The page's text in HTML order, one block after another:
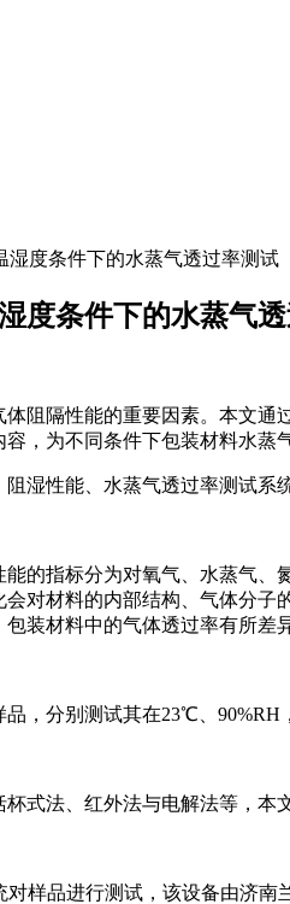
湿度条件下的水蒸气透过率测试
度条件下的水蒸气
阻隔性能的重要因素。本文
，为不同条件下包装材料水蒸
湿性能、水蒸气透过率测试系
的指标分为对氧气、水蒸气
对材料的内部结构、气体分
装材料中的气体透过率有所
，分别测试其在23℃、
式法、红外法与电解法等，本
样品进行测试，该设备由济南